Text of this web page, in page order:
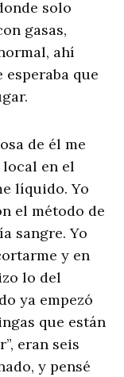
solo
gasas,
ahí
que
de él me
en el
líquido. Yo
el método de
sangre. Yo
y en
lo del
ya empezó
que están
eran seis
y pensé